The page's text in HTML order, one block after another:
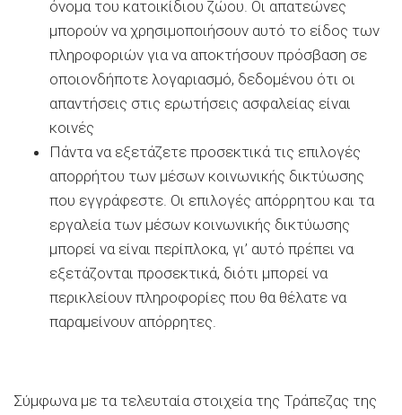
όνομα του κατοικίδιου ζώου. Οι απατεώνες
μπορούν να χρησιμοποιήσουν αυτό το είδος των
πληροφοριών για να αποκτήσουν πρόσβαση σε
οποιονδήποτε λογαριασμό, δεδομένου ότι οι
απαντήσεις στις ερωτήσεις ασφαλείας είναι
κοινές
Πάντα να εξετάζετε προσεκτικά τις επιλογές
απορρήτου των μέσων κοινωνικής δικτύωσης
που εγγράφεστε. Οι επιλογές απόρρητου και τα
εργαλεία των μέσων κοινωνικής δικτύωσης
μπορεί να είναι περίπλοκα, γι’ αυτό πρέπει να
εξετάζονται προσεκτικά, διότι μπορεί να
περικλείουν πληροφορίες που θα θέλατε να
παραμείνουν απόρρητες.
Σύμφωνα με τα τελευταία στοιχεία της Τράπεζας της